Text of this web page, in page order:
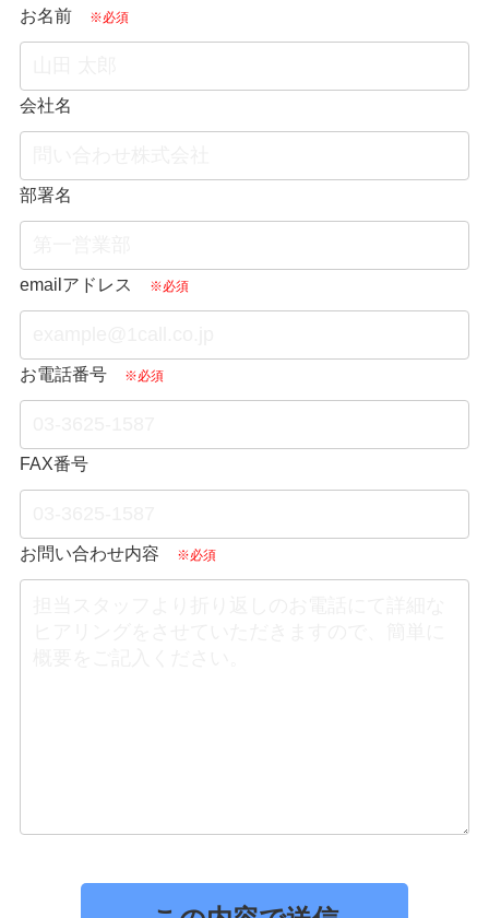
お名前 ※必須
会社名
部署名
emailアドレス ※必須
お電話番号 ※必須
FAX番号
お問い合わせ内容 ※必須